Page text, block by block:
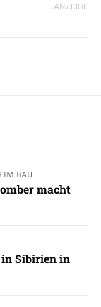
ANZEIGE
IM BAU
macht
in Sibirien in